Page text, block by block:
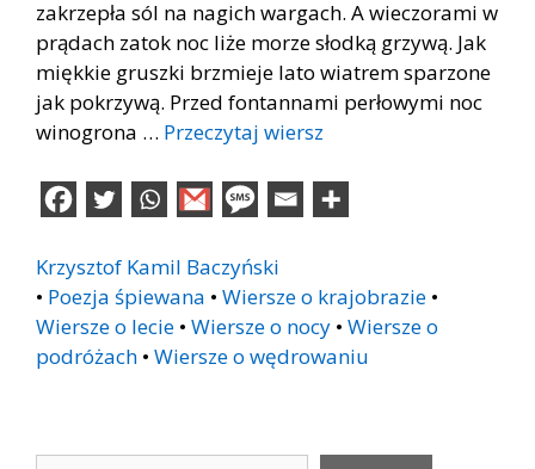
zakrzepła sól na nagich wargach. A wieczorami w
prądach zatok noc liże morze słodką grzywą. Jak
miękkie gruszki brzmieje lato wiatrem sparzone
jak pokrzywą. Przed fontannami perłowymi noc
winogrona … Przeczytaj wiersz
Krzysztof Kamil Baczyński
• Poezja śpiewana • Wiersze o krajobrazie •
Wiersze o lecie • Wiersze o nocy • Wiersze o
podróżach • Wiersze o wędrowaniu